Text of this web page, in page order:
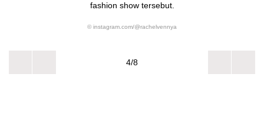
fashion show tersebut.
© instagram.com/@rachelvennya
4/8